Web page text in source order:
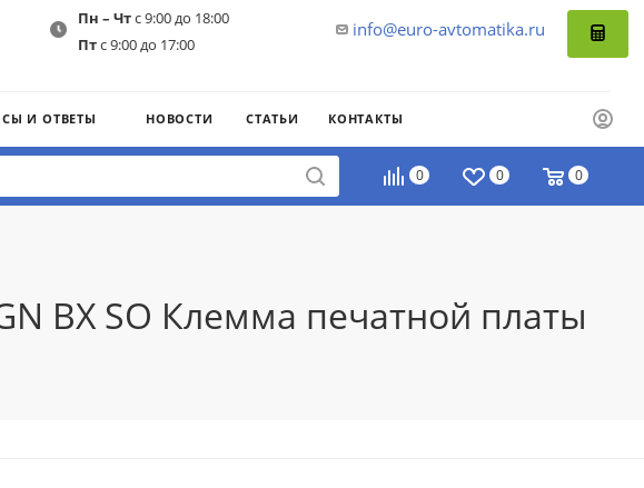
info@euro-avtomatika.ru
Пн – Чтс 9:00 до 18:00
Птс 9:00 до 17:00
И ОТВЕТЫ НОВОСТИ СТАТЬИ КОНТАКТЫ
0 0 0
BX SO Клемма печатной платы